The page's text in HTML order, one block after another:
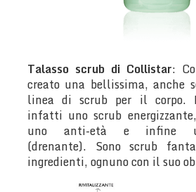
Talasso scrub di Collistar:
creato una bellissima, anche
linea di scrub per il corpo.
infatti uno scrub
uno anti-età e infine
(drenante). Sono scrub
ingredienti, ognuno con il suo